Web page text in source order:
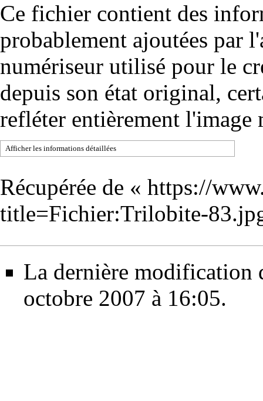
Ce fichier contient des
probablement ajoutées par
numériseur utilisé pour le
depuis son état original,
refléter entièrement l'image
Afficher les informations détaillées
Récupérée de « https://
title=Fichier:Trilobite-
La dernière modification
octobre 2007 à 16:05.